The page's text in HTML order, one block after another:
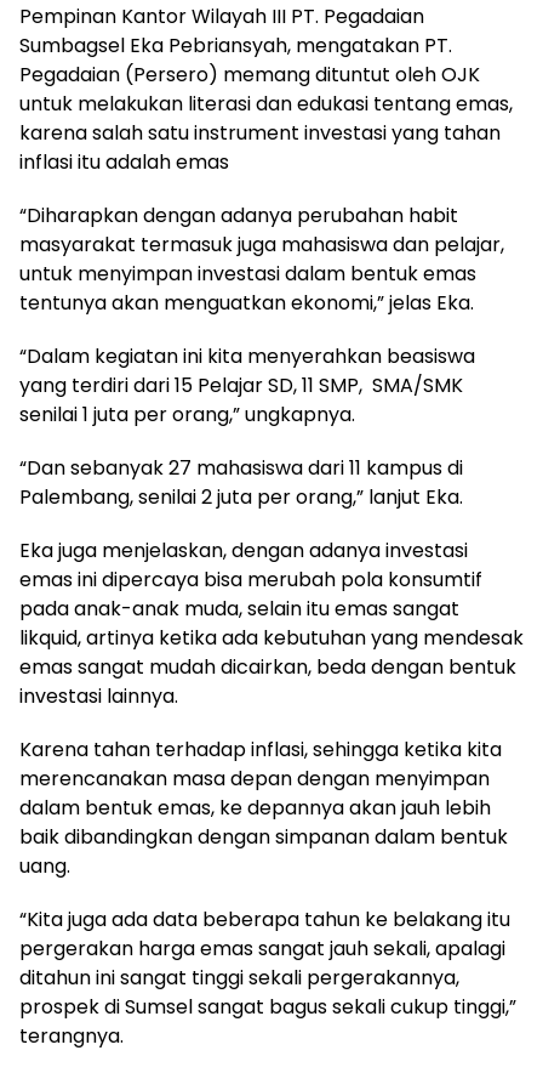
Pempinan Kantor Wilayah III PT. Pegadaian
Sumbagsel Eka Pebriansyah, mengatakan PT.
Pegadaian (Persero) memang dituntut oleh OJK
untuk melakukan literasi dan edukasi tentang emas,
karena salah satu instrument investasi yang tahan
inflasi itu adalah emas
“Diharapkan dengan adanya perubahan habit
masyarakat termasuk juga mahasiswa dan pelajar,
untuk menyimpan investasi dalam bentuk emas
tentunya akan menguatkan ekonomi,” jelas Eka.
“Dalam kegiatan ini kita menyerahkan beasiswa
yang terdiri dari 15 Pelajar SD, 11 SMP, SMA/SMK
senilai 1 juta per orang,” ungkapnya.
“Dan sebanyak 27 mahasiswa dari 11 kampus di
Palembang, senilai 2 juta per orang,” lanjut Eka.
Eka juga menjelaskan, dengan adanya investasi
emas ini dipercaya bisa merubah pola konsumtif
pada anak-anak muda, selain itu emas sangat
likquid, artinya ketika ada kebutuhan yang mendesak
emas sangat mudah dicairkan, beda dengan bentuk
investasi lainnya.
Karena tahan terhadap inflasi, sehingga ketika kita
merencanakan masa depan dengan menyimpan
dalam bentuk emas, ke depannya akan jauh lebih
baik dibandingkan dengan simpanan dalam bentuk
uang.
“Kita juga ada data beberapa tahun ke belakang itu
pergerakan harga emas sangat jauh sekali, apalagi
ditahun ini sangat tinggi sekali pergerakannya,
prospek di Sumsel sangat bagus sekali cukup tinggi,”
terangnya.